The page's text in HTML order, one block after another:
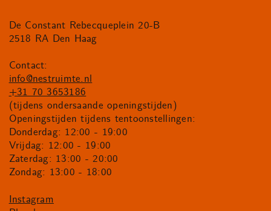
De Constant Rebecqueplein 20-B
2518 RA Den Haag
Contact:
info@nestruimte.nl
+31 70 3653186
(tijdens ondersaande openingstijden)
Openingstijden tijdens tentoonstellingen:
Donderdag: 12:00 - 19:00
Vrijdag: 12:00 - 19:00
Zaterdag: 13:00 - 20:00
Zondag: 13:00 - 18:00
Instagram